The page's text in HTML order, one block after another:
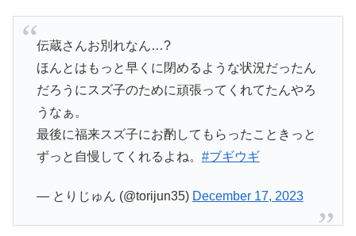
伝蔵さんお別れなん…?
ほんとはもっと早くに閉めるような状況だったん
だろうにスズ子のために頑張ってくれてたんやろ
うなぁ。
最後に福来スズ子にお酌してもらったこときっと
ずっと自慢してくれるよね。 #ブギウギ
— とりじゅん (@torijun35) December 17, 2023